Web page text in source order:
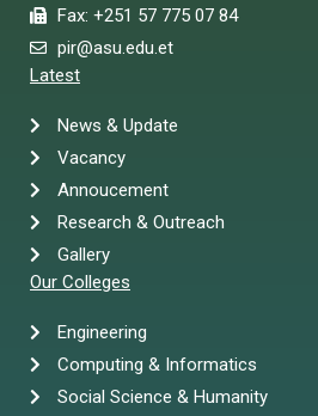
Fax: +251 57 775 07 84
pir@asu.edu.et
Latest
News & Update
Vacancy
Annoucement
Research & Outreach
Gallery
Our Colleges
Engineering
Computing & Informatics
Social Science & Humanity